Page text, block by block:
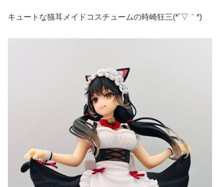
キュートな猫耳メイドコスチュームの時崎狂三(*´▽｀*)